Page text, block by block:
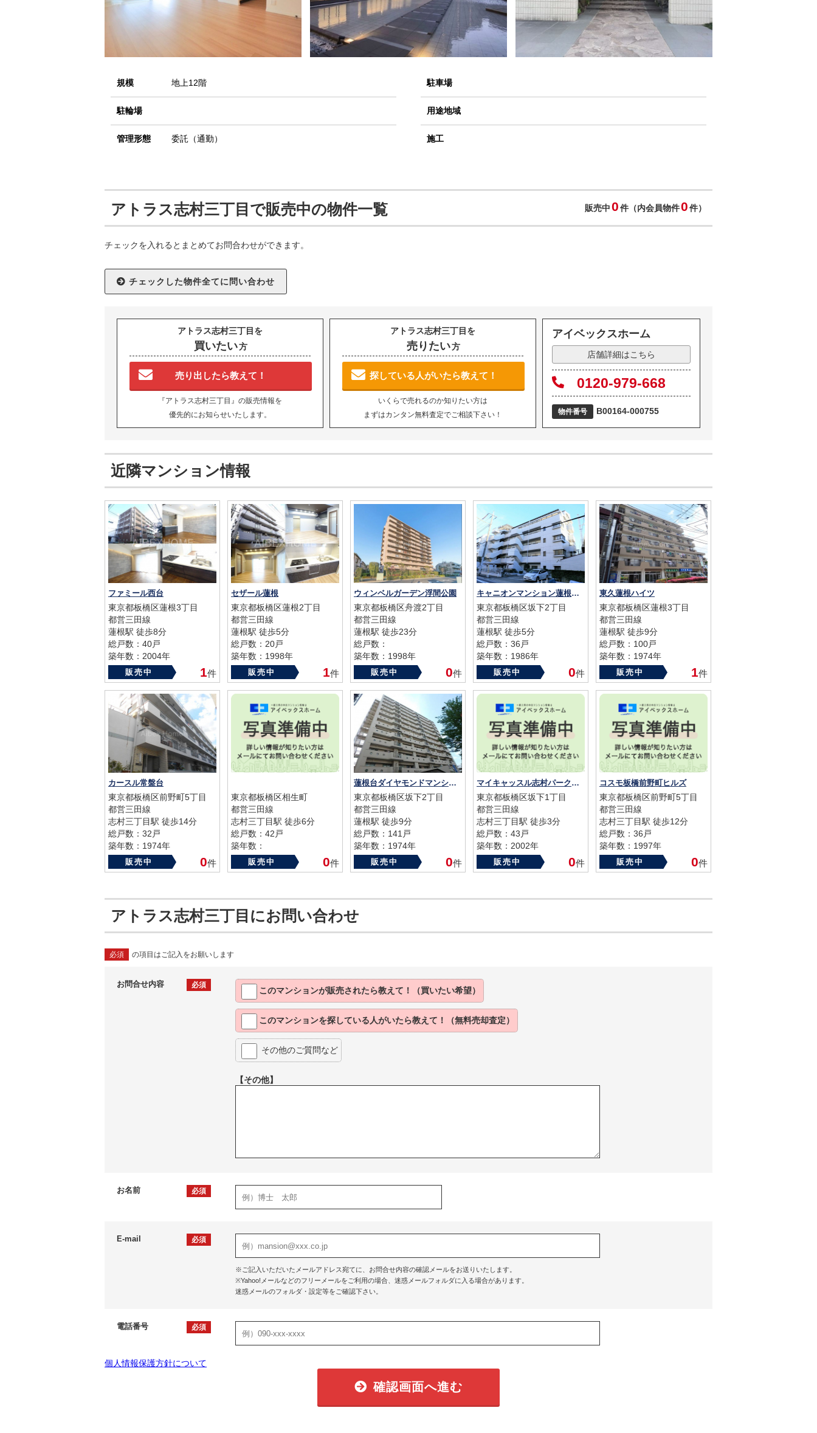
規模 地上12階
駐輪場
管理形態 委託（通勤）
駐車場
用途地域
施工
アトラス志村三丁目で販売中の物件一覧 販売中0件（内会員物件0件）
チェックを入れるとまとめてお問合わせができます。
アトラス志村三丁目を
買いたい方
売り出したら教えて！
『アトラス志村三丁目』の販売情報を
優先的にお知らせいたします。
アトラス志村三丁目を
売りたい方
探している人がいたら教えて！
いくらで売れるのか知りたい方は
まずはカンタン無料査定でご相談下さい！
アイベックスホーム
店舗詳細はこちら
0120-979-668
物件番号 B00164-000755
近隣マンション情報
ファミール西台
東京都板橋区蓮根3丁目
都営三田線
蓮根駅 徒歩8分
総戸数：40戸
築年数：2004年
販売中 1件
セザール蓮根
東京都板橋区蓮根2丁目
都営三田線
蓮根駅 徒歩5分
総戸数：20戸
築年数：1998年
販売中 1件
ウィンベルガーデン浮間公園
東京都板橋区舟渡2丁目
都営三田線
蓮根駅 徒歩23分
総戸数：
築年数：1998年
販売中 0件
キャニオンマンション蓮根城北公園
東京都板橋区坂下2丁目
都営三田線
蓮根駅 徒歩5分
総戸数：36戸
築年数：1986年
販売中 0件
東久蓮根ハイツ
東京都板橋区蓮根3丁目
都営三田線
蓮根駅 徒歩9分
総戸数：100戸
築年数：1974年
販売中 1件
カースル常盤台
東京都板橋区前野町5丁目
都営三田線
志村三丁目駅 徒歩14分
総戸数：32戸
築年数：1974年
販売中 0件
東京都板橋区相生町
都営三田線
志村三丁目駅 徒歩6分
総戸数：42戸
築年数：
販売中 0件
蓮根台ダイヤモンドマンション
東京都板橋区坂下2丁目
都営三田線
蓮根駅 徒歩9分
総戸数：141戸
築年数：1974年
販売中 0件
マイキャッスル志村パークサイド
東京都板橋区坂下1丁目
都営三田線
志村三丁目駅 徒歩3分
総戸数：43戸
築年数：2002年
販売中 0件
コスモ板橋前野町ヒルズ
東京都板橋区前野町5丁目
都営三田線
志村三丁目駅 徒歩12分
総戸数：36戸
築年数：1997年
販売中 0件
アトラス志村三丁目にお問い合わせ
必須 の項目はご記入をお願いします
お問合せ内容 必須
このマンションが販売されたら教えて！（買いたい希望）
このマンションを探している人がいたら教えて！（無料売却査定）
その他のご質問など
【その他】
お名前 必須
E-mail 必須
※ご記入いただいたメールアドレス宛てに、お問合せ内容の確認メールをお送りいたします。
※Yahoo!メールなどのフリーメールをご利用の場合、迷惑メールフォルダに入る場合があります。
迷惑メールのフォルダ・設定等をご確認下さい。
電話番号 必須
個人情報保護方針について
確認画面へ進む